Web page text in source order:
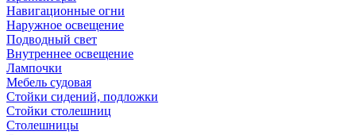
Навигационные огни
Наружное освещение
Подводный свет
Внутреннее освещение
Лампочки
Мебель судовая
Стойки сидений, подложки
Стойки столешниц
Столешницы